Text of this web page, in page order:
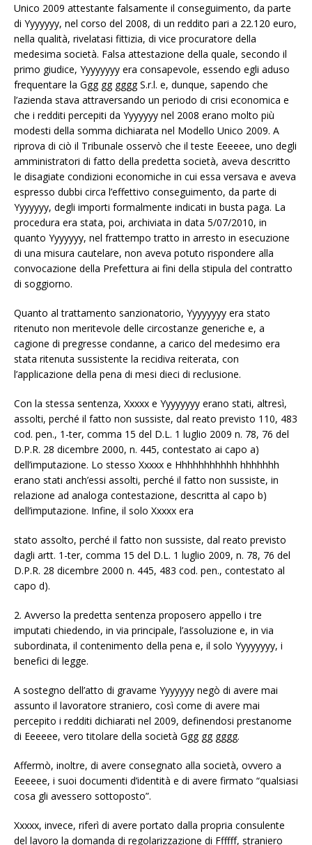
Unico 2009 attestante falsamente il conseguimento, da parte
di Yyyyyyy, nel corso del 2008, di un reddito pari a 22.120 euro,
nella qualità, rivelatasi fittizia, di vice procuratore della
medesima società. Falsa attestazione della quale, secondo il
primo giudice, Yyyyyyyy era consapevole, essendo egli aduso
frequentare la Ggg gg gggg S.r.l. e, dunque, sapendo che
l’azienda stava attraversando un periodo di crisi economica e
che i redditi percepiti da Yyyyyyy nel 2008 erano molto più
modesti della somma dichiarata nel Modello Unico 2009. A
riprova di ciò il Tribunale osservò che il teste Eeeeee, uno degli
amministratori di fatto della predetta società, aveva descritto
le disagiate condizioni economiche in cui essa versava e aveva
espresso dubbi circa l’effettivo conseguimento, da parte di
Yyyyyyy, degli importi formalmente indicati in busta paga. La
procedura era stata, poi, archiviata in data 5/07/2010, in
quanto Yyyyyyy, nel frattempo tratto in arresto in esecuzione
di una misura cautelare, non aveva potuto rispondere alla
convocazione della Prefettura ai fini della stipula del contratto
di soggiorno.
Quanto al trattamento sanzionatorio, Yyyyyyyy era stato
ritenuto non meritevole delle circostanze generiche e, a
cagione di pregresse condanne, a carico del medesimo era
stata ritenuta sussistente la recidiva reiterata, con
l’applicazione della pena di mesi dieci di reclusione.
Con la stessa sentenza, Xxxxx e Yyyyyyyy erano stati, altresì,
assolti, perché il fatto non sussiste, dal reato previsto 110, 483
cod. pen., 1-ter, comma 15 del D.L. 1 luglio 2009 n. 78, 76 del
D.P.R. 28 dicembre 2000, n. 445, contestato ai capo a)
dell’imputazione. Lo stesso Xxxxx e Hhhhhhhhhhh hhhhhhh
erano stati anch’essi assolti, perché il fatto non sussiste, in
relazione ad analoga contestazione, descritta al capo b)
dell’imputazione. Infine, il solo Xxxxx era
stato assolto, perché il fatto non sussiste, dal reato previsto
dagli artt. 1-ter, comma 15 del D.L. 1 luglio 2009, n. 78, 76 del
D.P.R. 28 dicembre 2000 n. 445, 483 cod. pen., contestato al
capo d).
2. Avverso la predetta sentenza proposero appello i tre
imputati chiedendo, in via principale, l’assoluzione e, in via
subordinata, il contenimento della pena e, il solo Yyyyyyyy, i
benefici di legge.
A sostegno dell’atto di gravame Yyyyyyy negò di avere mai
assunto il lavoratore straniero, così come di avere mai
percepito i redditi dichiarati nel 2009, definendosi prestanome
di Eeeeee, vero titolare della società Ggg gg gggg.
Affermò, inoltre, di avere consegnato alla società, ovvero a
Eeeeee, i suoi documenti d’identità e di avere firmato “qualsiasi
cosa gli avessero sottoposto”.
Xxxxx, invece, riferì di avere portato dalla propria consulente
del lavoro la domanda di regolarizzazione di Ffffff, straniero